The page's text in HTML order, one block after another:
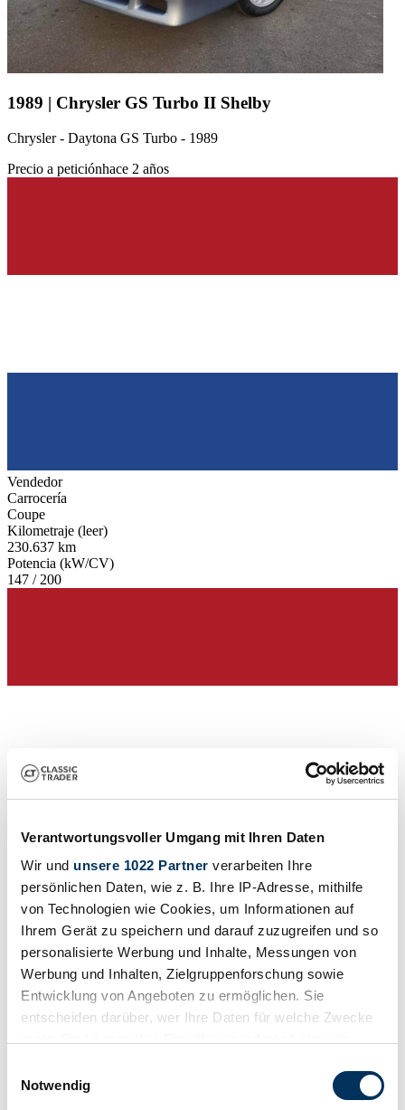
Verantwortungsvoller Umgang mit Ihren Daten
Wir und unsere 1022 Partner verarbeiten Ihre
persönlichen Daten, wie z. B. Ihre IP-Adresse, mithilfe
von Technologien wie Cookies, um Informationen auf
Ihrem Gerät zu speichern und darauf zuzugreifen und so
personalisierte Werbung und Inhalte, Messungen von
Werbung und Inhalten, Zielgruppenforschung sowie
Entwicklung von Angeboten zu ermöglichen. Sie
entscheiden darüber, wer Ihre Daten für welche Zwecke
Trigger Symbol ändern oder widerrufen
Notwendig
1989 | Chrysler GS Turbo II Shelby
Chrysler - Daytona GS Turbo - 1989
Precio a peticiónhace 2 años
Vendedor
Carrocería
Coupe
Kilometraje (leer)
230.637 km
Potencia (kW/CV)
147 / 200
Vendedor